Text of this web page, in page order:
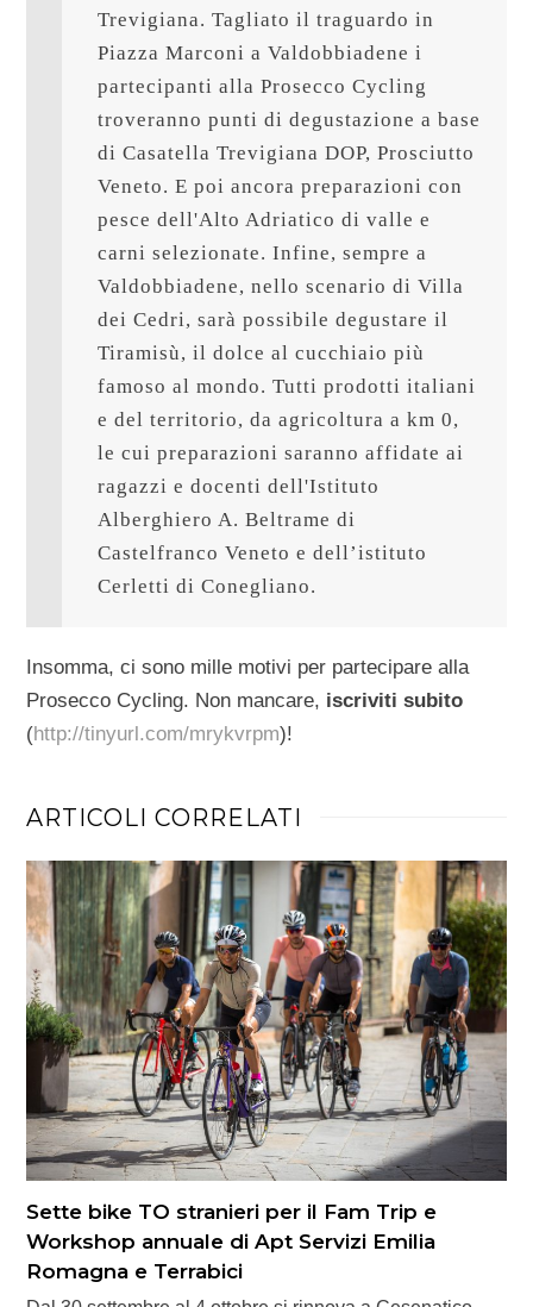
Trevigiana. Tagliato il traguardo in
Piazza Marconi a Valdobbiadene i
partecipanti alla Prosecco Cycling
troveranno punti di degustazione a base
di Casatella Trevigiana DOP, Prosciutto
Veneto. E poi ancora preparazioni con
pesce dell'Alto Adriatico di valle e
carni selezionate. Infine, sempre a
Valdobbiadene, nello scenario di Villa
dei Cedri, sarà possibile degustare il
Tiramisù, il dolce al cucchiaio più
famoso al mondo. Tutti prodotti italiani
e del territorio, da agricoltura a km 0,
le cui preparazioni saranno affidate ai
ragazzi e docenti dell'Istituto
Alberghiero A. Beltrame di
Castelfranco Veneto e dell’istituto
Cerletti di Conegliano.
Insomma, ci sono mille motivi per partecipare alla
Prosecco Cycling. Non mancare, iscriviti subito
(http://tinyurl.com/mrykvrpm)!
ARTICOLI CORRELATI
Sette bike TO stranieri per il Fam Trip e
Workshop annuale di Apt Servizi Emilia
Romagna e Terrabici